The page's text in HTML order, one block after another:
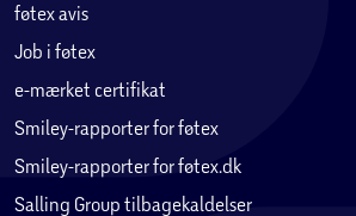
føtex avis
Job i føtex
e-mærket certifikat
Smiley-rapporter for føtex
Smiley-rapporter for føtex.dk
Salling Group tilbagekaldelser